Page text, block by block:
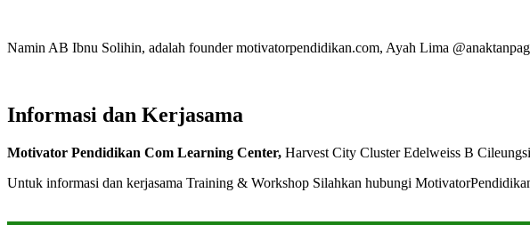
Namin AB Ibnu Solihin, adalah founder motivatorpendidikan.com, Ayah Lima
Informasi dan Kerjasama
Motivator Pendidikan Com Learning Center, Harvest City Cluster Edelweiss B
Untuk informasi dan kerjasama Training & Workshop Silahkan hubungi